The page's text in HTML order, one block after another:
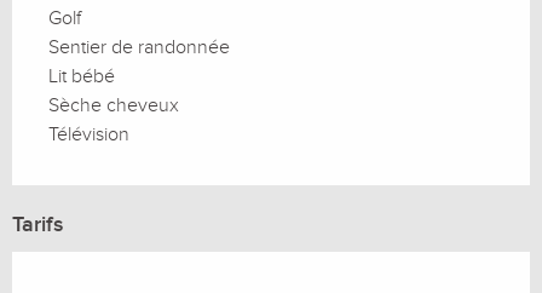
Golf
Sentier de randonnée
Lit bébé
Sèche cheveux
Télévision
Tarifs